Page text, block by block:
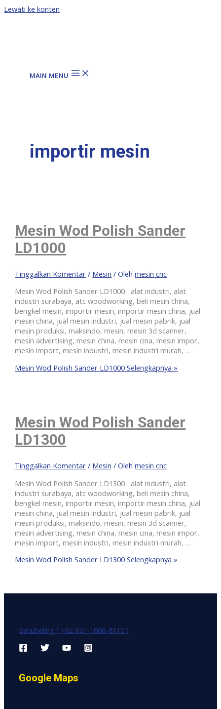
Lewati ke konten
MAIN MENU
importir mesin
Mesin Wod Polish Sander
LD1000
Tinggalkan Komentar / Mesin / Olehmesin cnc
Mesin Wod Polish Sander LD1000 alat industri, alat
industri surabaya, atc woodworking, beli mesin china,
bengkel mesin, importir mesin, importir mesin china, jual
mesin china, jual mesin industri, jual mesin pabrik, jual
mesin produksi, maksindo, mesin, mesin 3d scanner,
mesin advertising, mesin china, mesin cina, mesin impor,
mesin import, mesin industri, mesin industri murah, …
Mesin Wod Polish Sander LD1000 Selengkapnya »
Mesin Wod Polish Sander
LD1300
Tinggalkan Komentar / Mesin / Olehmesin cnc
Mesin Wod Polish Sander LD1300 alat industri, alat
industri surabaya, atc woodworking, beli mesin china,
bengkel mesin, importir mesin, importir mesin china, jual
mesin china, jual mesin industri, jual mesin pabrik, jual
mesin produksi, maksindo, mesin, mesin 3d scanner,
mesin advertising, mesin china, mesin cina, mesin impor,
mesin import, mesin industri, mesin industri murah, …
Mesin Wod Polish Sander LD1300 Selengkapnya »
Batubeling ( +62 821-1668-8110 )
Google Maps